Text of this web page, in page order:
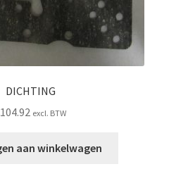
DICHTING
104.92 excl. BTW
aan winkelwagen